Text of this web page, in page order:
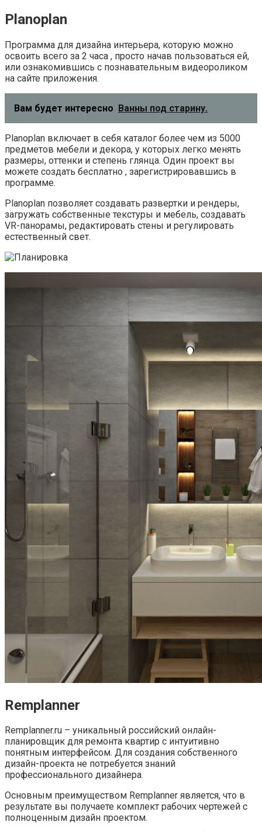
Planoplan
Программа для дизайна интерьера, которую можно
освоить всего за 2 часа , просто начав пользоваться ей,
или ознакомившись с познавательным видеороликом
на сайте приложения.
Вам будет интересно Ванны под старину.
Planoplan включает в себя каталог более чем из 5000
предметов мебели и декора, у которых легко менять
размеры, оттенки и степень глянца. Один проект вы
можете создать бесплатно , зарегистрировавшись в
программе.
Planoplan позволяет создавать развертки и рендеры,
загружать собственные текстуры и мебель, создавать
VR-панорамы, редактировать стены и регулировать
естественный свет.
Remplanner
Remplanner.ru – уникальный российский онлайн-
планировщик для ремонта квартир с интуитивно
понятным интерфейсом. Для создания собственного
дизайн-проекта не потребуется знаний
профессионального дизайнера.
Основным преимуществом Remplanner является, что в
результате вы получаете комплект рабочих чертежей с
полноценным дизайн проектом.